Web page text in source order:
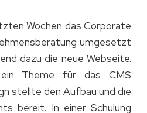
Wochen das Corporate
umgesetzt
dazu die neue Webseite.
Theme für das CMS
stellte den Aufbau und die
bereit. In einer Schulung